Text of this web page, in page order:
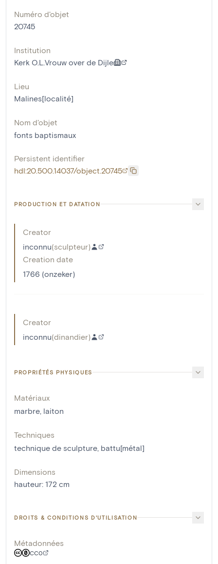
Numéro d'objet
20745
Institution
Kerk O.L.Vrouw over de Dijle
Lieu
Malines[localité]
Nom d'objet
fonts baptismaux
Persistent identifier
hdl:20.500.14037/object.20745
PRODUCTION ET DATATION
Creator
inconnu(sculpteur)
Creation date
1766 (onzeker)
Creator
inconnu(dinandier)
PROPRIÉTÉS PHYSIQUES
Matériaux
marbre, laiton
Techniques
technique de sculpture, battu[métal]
Dimensions
hauteur: 172 cm
DROITS & CONDITIONS D'UTILISATION
Métadonnées
CC0